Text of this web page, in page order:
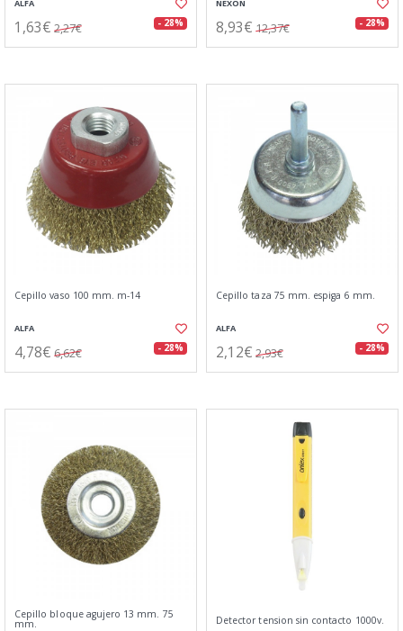
ALFA
1,63€ 2,27€ - 28%
NEXON
8,93€ 12,37€ - 28%
Cepillo vaso 100 mm. m-14
ALFA
4,78€ 6,62€ - 28%
Cepillo taza 75 mm. espiga 6 mm.
ALFA
2,12€ 2,93€ - 28%
Cepillo bloque agujero 13 mm. 75
mm. Detector tension sin contacto 1000v.